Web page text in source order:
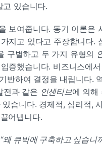
있습니다.
보여줍니다. 동기 이론은
지고 있다고 주장합니다.
구별하고 두 가지 유형의
증했습니다. 비즈니스에
반하여 결정을 내립니다.
전과 같은 인센티브에 의해
습니다. 경제적, 심리적,
어냅니다.
왜 큐빅에 구축하고 싶습니